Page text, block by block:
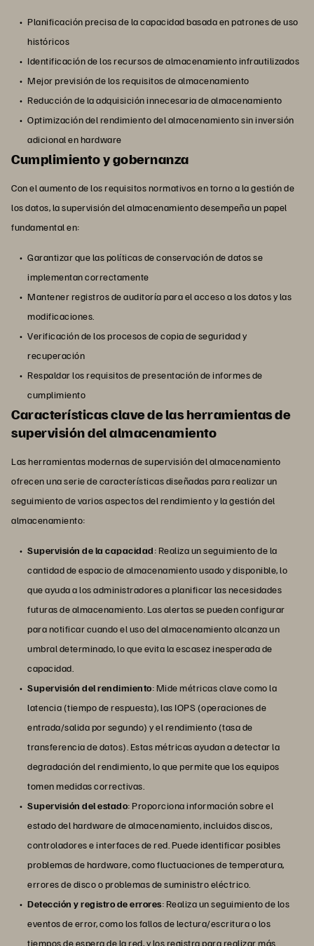
Planificación precisa de la capacidad basada en patrones de uso
históricos
Identificación de los recursos de almacenamiento infrautilizados
Mejor previsión de los requisitos de almacenamiento
Reducción de la adquisición innecesaria de almacenamiento
Optimización del rendimiento del almacenamiento sin inversión
adicional en hardware
Cumplimiento y gobernanza
Con el aumento de los requisitos normativos en torno a la gestión de
los datos, la supervisión del almacenamiento desempeña un papel
fundamental en:
Garantizar que las políticas de conservación de datos se
implementan correctamente
Mantener registros de auditoría para el acceso a los datos y las
modificaciones.
Verificación de los procesos de copia de seguridad y
recuperación
Respaldar los requisitos de presentación de informes de
cumplimiento
Características clave de las herramientas de
supervisión del almacenamiento
Las herramientas modernas de supervisión del almacenamiento
ofrecen una serie de características diseñadas para realizar un
seguimiento de varios aspectos del rendimiento y la gestión del
almacenamiento:
Supervisión de la capacidad: Realiza un seguimiento de la
cantidad de espacio de almacenamiento usado y disponible, lo
que ayuda a los administradores a planificar las necesidades
futuras de almacenamiento. Las alertas se pueden configurar
para notificar cuando el uso del almacenamiento alcanza un
umbral determinado, lo que evita la escasez inesperada de
capacidad.
Supervisión del rendimiento: Mide métricas clave como la
latencia (tiempo de respuesta), las IOPS (operaciones de
entrada/salida por segundo) y el rendimiento (tasa de
transferencia de datos). Estas métricas ayudan a detectar la
degradación del rendimiento, lo que permite que los equipos
tomen medidas correctivas.
Supervisión del estado: Proporciona información sobre el
estado del hardware de almacenamiento, incluidos discos,
controladores e interfaces de red. Puede identificar posibles
problemas de hardware, como fluctuaciones de temperatura,
errores de disco o problemas de suministro eléctrico.
Detección y registro de errores: Realiza un seguimiento de los
eventos de error, como los fallos de lectura/escritura o los
tiempos de espera de la red, y los registra para realizar más